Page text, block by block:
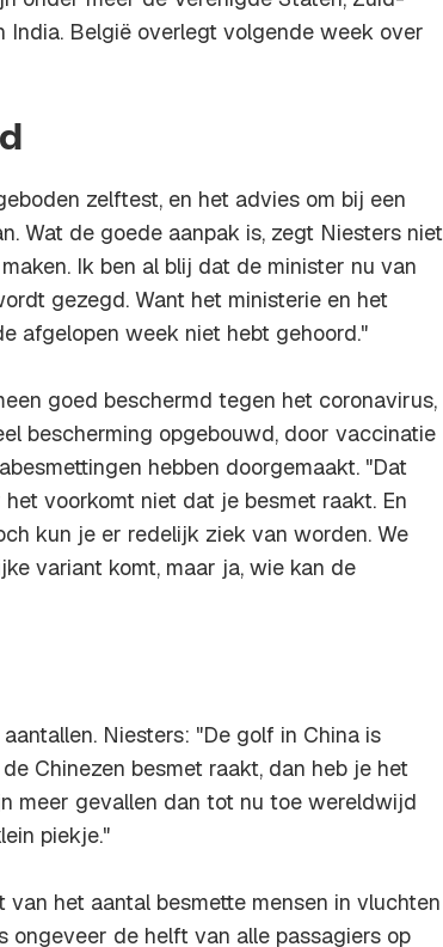
India. België overlegt volgende week over
zelftest, en het advies om bij een
Wat de goede aanpak is, zegt Niesters niet
Ik ben al blij dat de minister nu van
gezegd. Want het ministerie en het
afgelopen week niet hebt gehoord."
goed beschermd tegen het coronavirus,
bescherming opgebouwd, door vaccinatie
hebben doorgemaakt. "Dat
voorkomt niet dat je besmet raakt. En
kun je er redelijk ziek van worden. We
variant komt, maar ja, wie kan de
Niesters: "De golf in China is
Chinezen besmet raakt, dan heb je het
meer gevallen dan tot nu toe wereldwijd
piekje."
het aantal besmette mensen in vluchten
ongeveer de helft van alle passagiers op